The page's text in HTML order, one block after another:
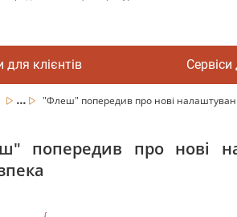
для клієнтів
... "Флеш" попередив про нові
попередив про нові